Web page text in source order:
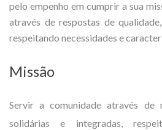
pelo empenho em cumprir a sua
através de respostas de
respeitando necessidades e
Missão
Servir a comunidade através de
solidárias e integradas,